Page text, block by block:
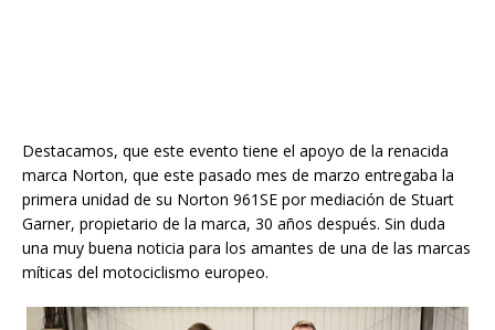
Destacamos, que este evento tiene el apoyo de la renacida
marca Norton, que este pasado mes de marzo entregaba la
primera unidad de su Norton 961SE por mediación de Stuart
Garner, propietario de la marca, 30 años después. Sin duda
una muy buena noticia para los amantes de una de las marcas
míticas del motociclismo europeo.